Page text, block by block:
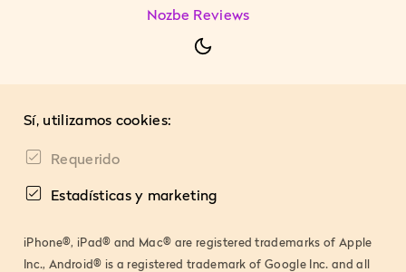
Nozbe Reviews
Sí, utilizamos cookies:
Requerido
Estadísticas y marketing
iPhone®, iPad® and Mac® are registered trademarks of Apple
Inc., Android® is a registered trademark of Google Inc. and all